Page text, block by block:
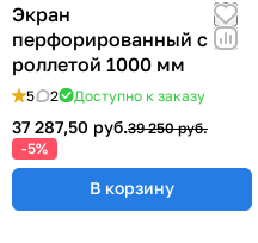
Экран
перфорированный с
роллетой 1000 мм
5 2 Доступно к заказу
37 287,50 руб.39 250 руб.
-5%
В корзину